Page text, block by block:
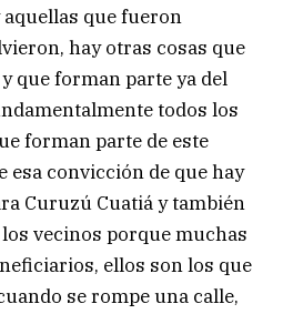
que fueron
hay otras cosas que
que forman parte ya del
todos los
forman parte de este
esa convicción de que hay
Curuzú Cuatiá y también
vecinos porque muchas
ellos son los que
se rompe una calle,